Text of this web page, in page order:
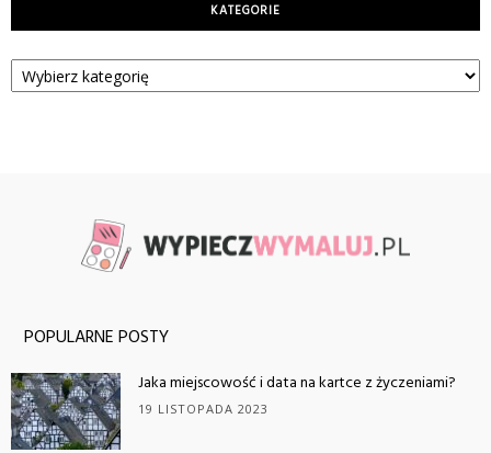
KATEGORIE
Kategorie
POPULARNE POSTY
Jaka miejscowość i data na kartce z życzeniami?
19 LISTOPADA 2023